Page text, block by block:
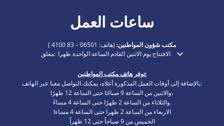
ساعات العمل
مكتب شؤون المواطنين: (هاتف:
)
انقر لإخفاء أوقات الفتح أو الإغلاق الإضافية
مغلق: الافتتاح يوم الاثنين القادم الساعة الواحدة ظهرا
توفر هاتف مكتب المواطنين:
بالإضافة إلى أوقات العمل المذكورة أعلاه، يمكنك التواصل معنا عبر الهاتف:
والاثنين من الساعة 9 صباحًا حتى الساعة 12 ظهرًا،
والثلاثاء من الساعة 2 ظهرًا حتى الساعة 4 مساءً.
الاربعاء من الساعة 2 ظهرا حتى الساعة 4 مساءا
الخميس من 9 صباحاً حتى 12 ظهراً